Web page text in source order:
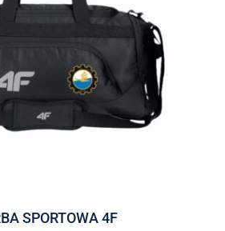
SPORTOWA 4F